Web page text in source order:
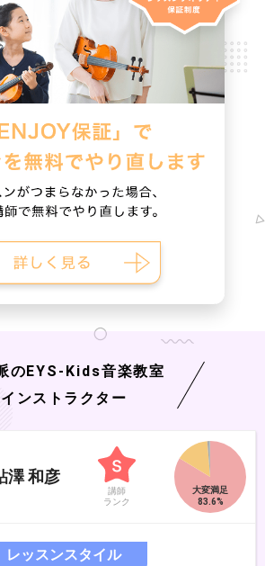
の EYS-Kids音楽教室
インストラクター
澤 和彦
講師
ランク
レッスンスタイル